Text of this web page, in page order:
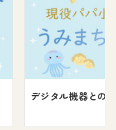
デジタル機器との